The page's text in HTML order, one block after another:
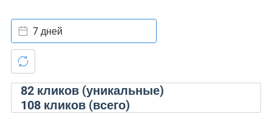
82кликов (уникальные)
108кликов (всего)
7 дней